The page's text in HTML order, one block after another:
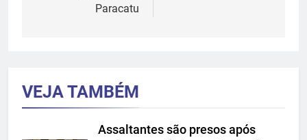
Paracatu
VEJA TAMBÉM
Assaltantes são presos após